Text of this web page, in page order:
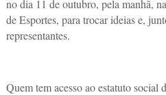
no dia 11 de outubro, pela manhã,
de Esportes, para trocar ideias e,
representantes.
Quem tem acesso ao estatuto social